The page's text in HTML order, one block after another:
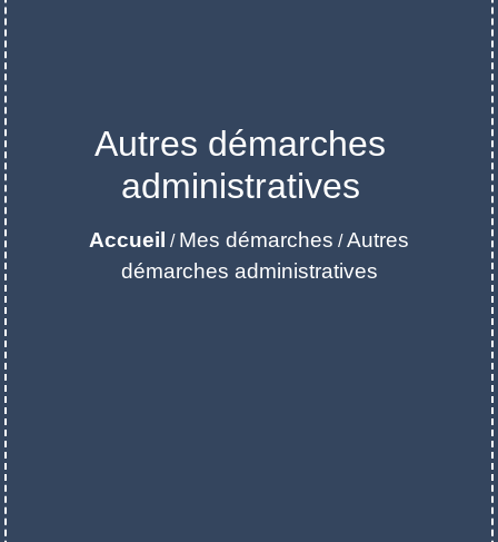
Autres démarches
administratives
Accueil / Mes démarches /Autres
démarches administratives